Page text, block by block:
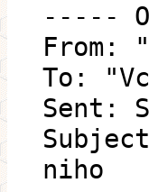
-----
From:
To:
Sent:
niho